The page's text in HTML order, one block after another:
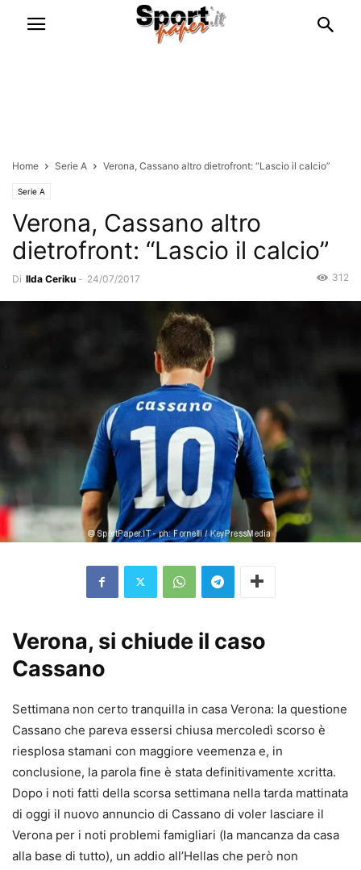
Home Serie A Verona, Cassano altro dietrofront: “Lascio il calcio”
Serie A
Verona, Cassano altro
dietrofront: “Lascio il calcio”
Di Ilda Ceriku - 24/07/2017 312
Verona, si chiude il caso
Cassano
Settimana non certo tranquilla in casa Verona: la questione
Cassano che pareva essersi chiusa mercoledì scorso è
riesplosa stamani con maggiore veemenza e, in
conclusione, la parola fine è stata definitivamente xcritta.
Dopo i noti fatti della scorsa settimana nella tarda mattinata
di oggi il nuovo annuncio di Cassano di voler lasciare il
Verona per i noti problemi famigliari (la mancanza da casa
alla base di tutto), un addio all’Hellas che però non